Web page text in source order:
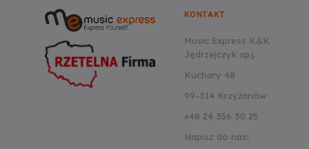
KONTAKT
Music Express K&K
Jędrzejczyk sp.j.
Kuchary 48
99-314 Krzyżanów
+48 24 356 30 25
Napisz do nas!